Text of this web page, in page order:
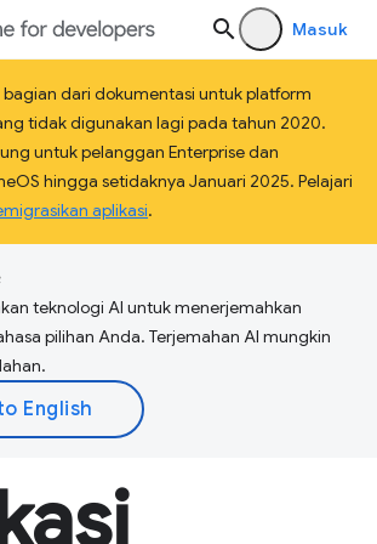
Masuk
dari dokumentasi untuk platform
tidak digunakan lagi pada tahun 2020.
untuk pelanggan Enterprise dan
hingga setidaknya Januari 2025. Pelajari
aplikasi.
teknologi AI untuk menerjemahkan
pilihan Anda. Terjemahan AI mungkin